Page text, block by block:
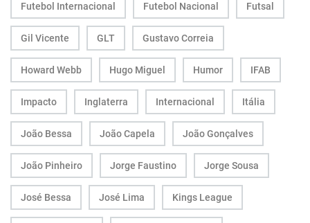
Futebol Internacional Futebol Nacional Futsal
Gil Vicente GLT Gustavo Correia
Howard Webb Hugo Miguel Humor IFAB
Impacto Inglaterra Internacional Itália
João Bessa João Capela João Gonçalves
João Pinheiro Jorge Faustino Jorge Sousa
José Bessa José Lima Kings League